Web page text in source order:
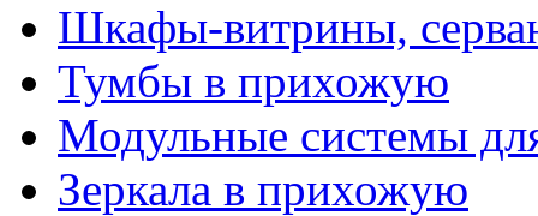
Шкафы-витрины,
Тумбы в прихожую
Модульные системы
Зеркала в прихожую